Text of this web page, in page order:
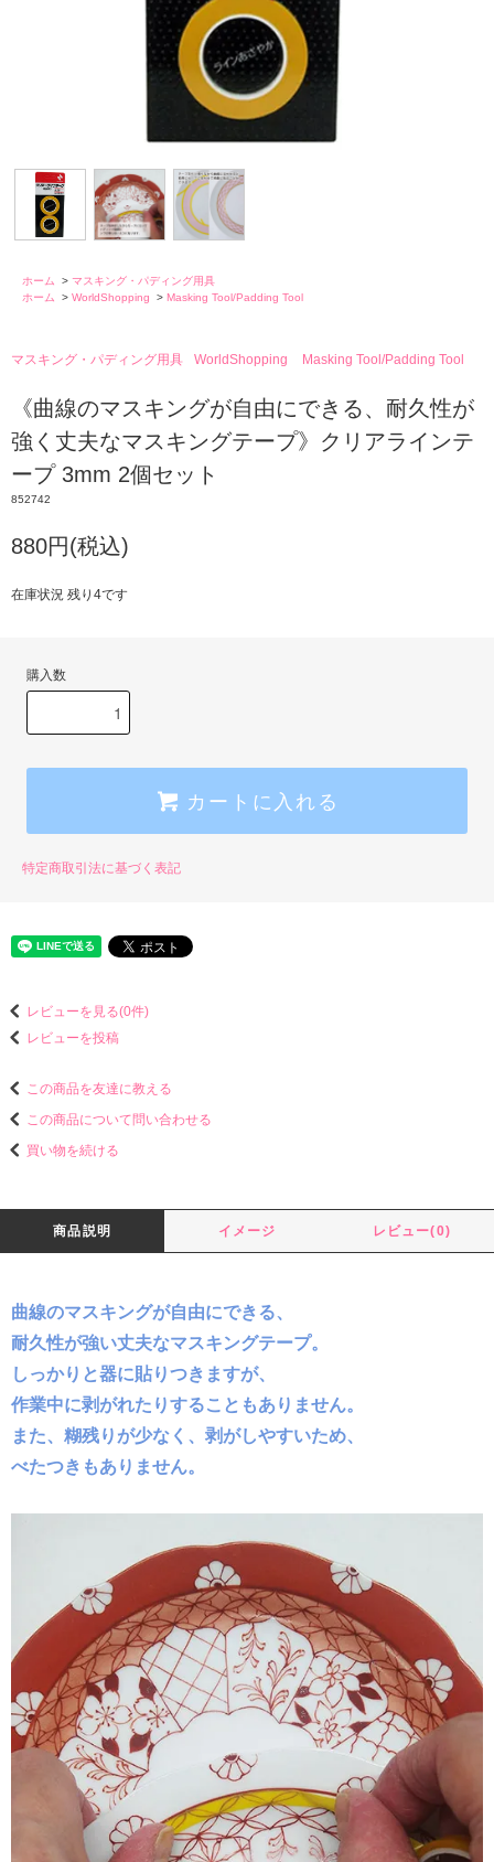
ホーム > マスキング・パディング用具
ホーム
> WorldShopping > Masking Tool/Padding Tool
マスキング・パディング用具 WorldShopping Masking Tool/Padding Tool
《曲線のマスキングが自由にできる、耐久性が
強く丈夫なマスキングテープ》クリアラインテ
ープ 3mm 2個セット
852742
880円(税込)
在庫状況 残り4です
購入数
カートに入れる
特定商取引法に基づく表記
レビューを見る(0件)
レビューを投稿
この商品を友達に教える
この商品について問い合わせる
買い物を続ける
商品説明 イメージ レビュー(0)
曲線のマスキングが自由にできる、
耐久性が強い丈夫なマスキングテープ。
しっかりと器に貼りつきますが、
作業中に剥がれたりすることもありません。
また、糊残りが少なく、剥がしやすいため、
べたつきもありません。